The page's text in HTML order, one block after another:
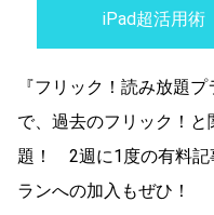
iPad超活用
『フリック！読み放題
で、過去のフリック！
題！ 2週に1度の有料記
ランへの加入もぜひ！